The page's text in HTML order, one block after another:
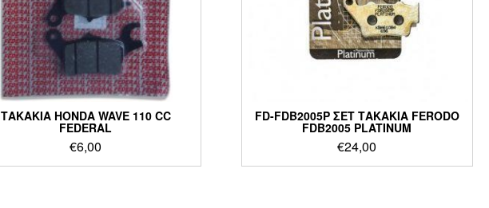
ΤΑΚΑΚΙΑ HONDA WAVE 110 CC
FEDERAL
€6,00
FD-FDB2005P ΣΕΤ ΤΑΚΑΚΙΑ FERODO
FDB2005 PLATINUM
€24,00